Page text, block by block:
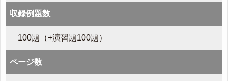
収録例題数
100題（+演習題100題）
ページ数